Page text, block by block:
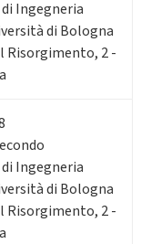
Ingegneria
di Bologna
Risorgimento, 2 -
Ingegneria
di Bologna
Risorgimento, 2 -